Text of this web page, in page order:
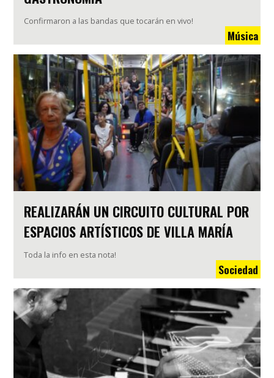
Confirmaron a las bandas que tocarán en vivo!
Música
REALIZARÁN UN CIRCUITO CULTURAL POR
ESPACIOS ARTÍSTICOS DE VILLA MARÍA
Toda la info en esta nota!
Sociedad